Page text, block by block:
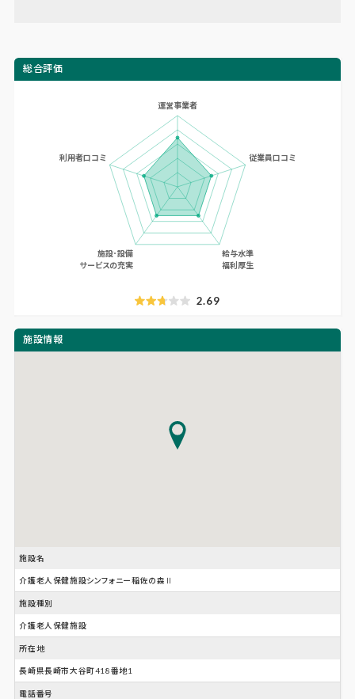
総合評価
2.69
施設情報
施設名
介護老人保健施設シンフォニー稲佐の森Ⅱ
施設種別
介護老人保健施設
所在地
長崎県長崎市大谷町418番地1
電話番号